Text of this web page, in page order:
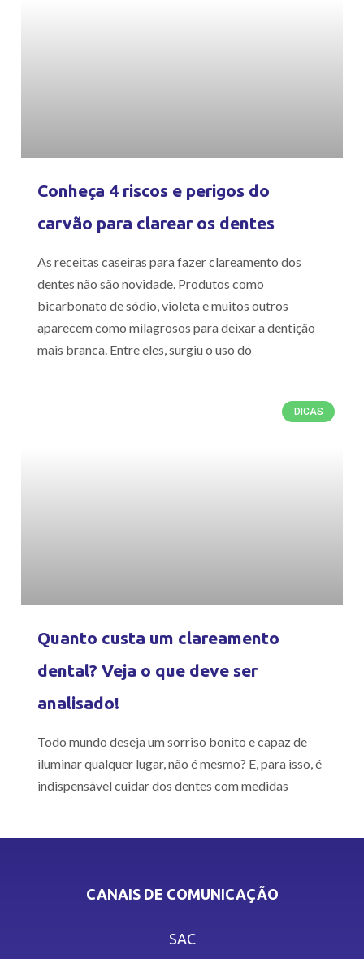
Conheça 4 riscos e perigos do
carvão para clarear os dentes
As receitas caseiras para fazer clareamento dos
dentes não são novidade. Produtos como
bicarbonato de sódio, violeta e muitos outros
aparecem como milagrosos para deixar a dentição
mais branca. Entre eles, surgiu o uso do
DICAS
Quanto custa um clareamento
dental? Veja o que deve ser
analisado!
Todo mundo deseja um sorriso bonito e capaz de
iluminar qualquer lugar, não é mesmo? E, para isso, é
indispensável cuidar dos dentes com medidas
CANAIS DE COMUNICAÇÃO
SAC